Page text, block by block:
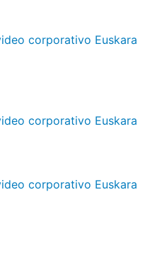
corporativo Euskara
corporativo Euskara
corporativo Euskara